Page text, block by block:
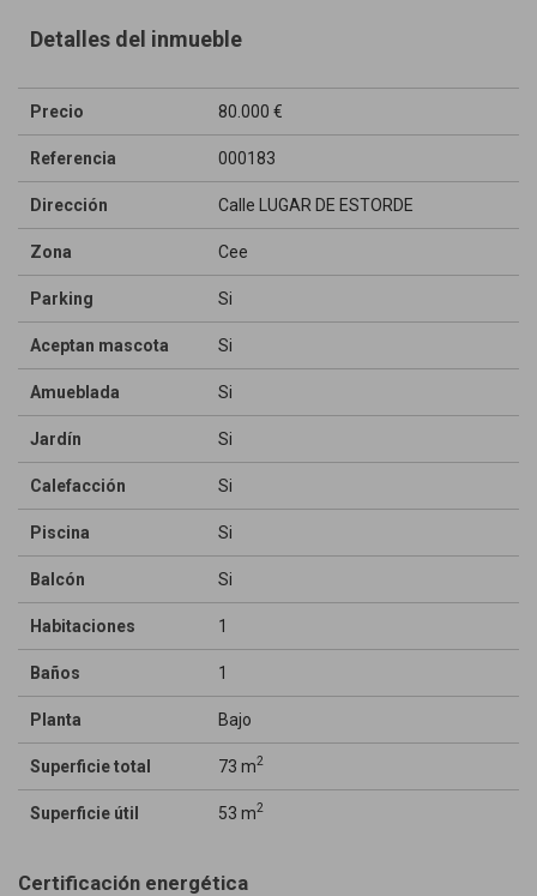
Detalles del inmueble
Precio 80.000 €
Referencia 000183
Dirección Calle LUGAR DE ESTORDE
Zona Cee
Parking Si
Aceptan mascota Si
Amueblada Si
Jardín Si
Calefacción Si
Piscina Si
Balcón Si
Habitaciones 1
Baños 1
Planta Bajo
Superficie total 73 m2
Superficie útil 53 m2
Certificación energética